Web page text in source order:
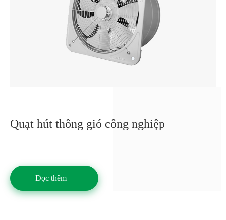
Quạt hút thông gió công nghiệp
Đọc thêm +